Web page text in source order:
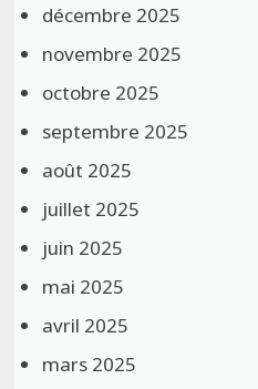
décembre 2025
novembre 2025
octobre 2025
septembre 2025
août 2025
juillet 2025
juin 2025
mai 2025
avril 2025
mars 2025